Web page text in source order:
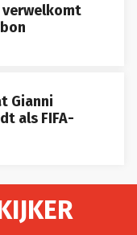
verwelkomt
Gianni
als FIFA-